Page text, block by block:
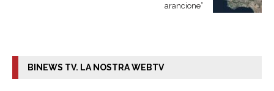
arancione”
BINEWS TV. LA NOSTRA WEBTV